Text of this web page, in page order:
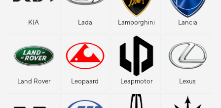
KIA Lada Lamborghini Lancia
Land Rover Leopaard Leapmotor Lexus